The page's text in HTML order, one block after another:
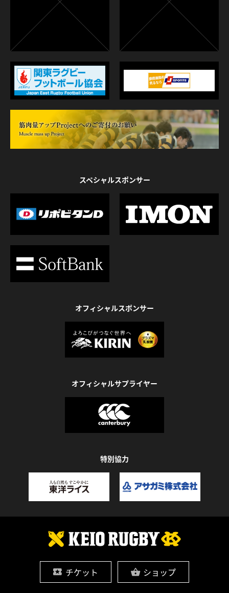
スペシャルスポンサー
オフィシャルスポンサー
オフィシャルサプライヤー
特別協力
チケット ショップ